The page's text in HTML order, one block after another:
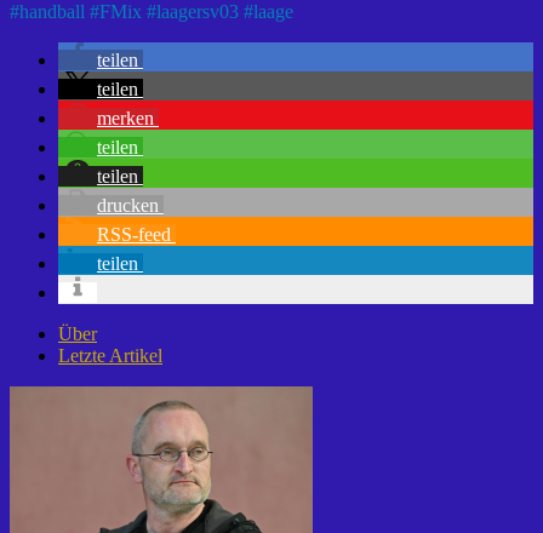
#handball #FMix #laagersv03 #laage
teilen
teilen
merken
teilen
teilen
drucken
RSS-feed
teilen
Über
Letzte Artikel